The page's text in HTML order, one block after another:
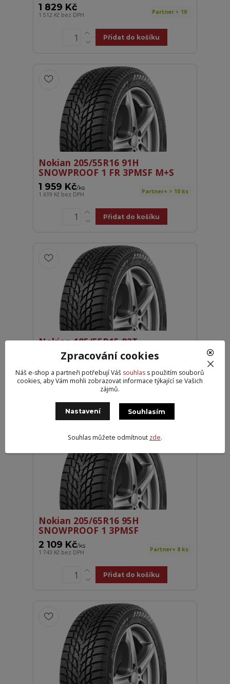
1 829 Kč
1 512 Kč bez DPH Partner > 10
Přidat do košíku
Nokian 205/55R16 91H
SNOWPROOF 1 FR 3PMSF M+S
1 959 Kč/ks
1 619 Kč bez DPH Partner+ > 10 ks
Přidat do košíku
Nokian 185/55R15 82T
SNOWPROOF 1 DOT24
2 029 Kč
1 677 Kčbez DPH Partner 10
Nokian 205/65R16 95H
SNOWPROOF 1 3PMSF
2 109 Kč/ks
1 743 Kč bez DPH Partner+ 8 ks
Přidat do košíku
Zpracování cookies
Náš e-shop a partneři potřebují Váš souhlass použitím souborů
cookies, aby Vám mohli zobrazovat informace týkající se Vašich
zájmů.
Nastavení Souhlasím
Souhlas můžete odmítnout zde.